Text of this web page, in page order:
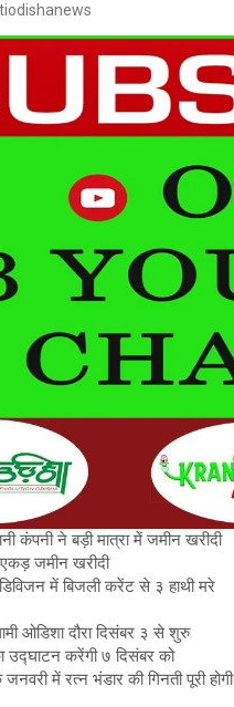
कंपनी ने बड़ी मात्रा में जमीन खरीदी
जमीन खरीदी
में बिजली करेंट से ३ हाथी मरे
ओडिशा दौरा दिसंबर ३ से शुरु
उद्घाटन करेंगी ७ दिसंबर को
में रत्न भंडार की गिनती पूरी होगी